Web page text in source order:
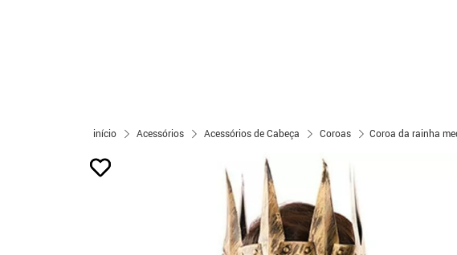
início Acessórios Acessórios de Cabeça Coroas Coroa da rainha